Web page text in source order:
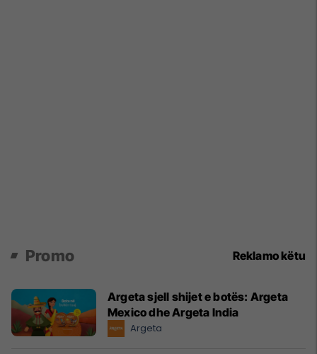
Promo Reklamo këtu
Argeta sjell shijet e botës: Argeta
Mexico dhe Argeta India
Argeta